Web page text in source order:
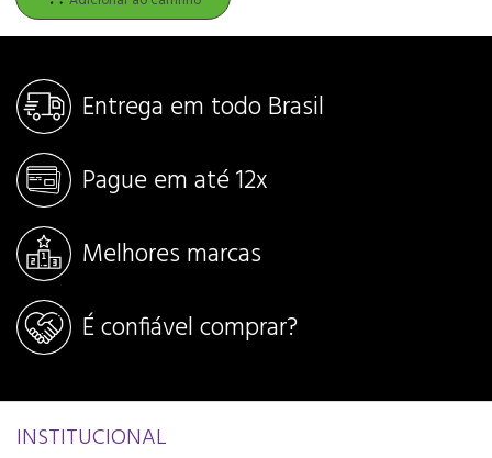
Detalhes
Entrega em todo Brasil
Pague em até 12x
Melhores marcas
É confiável comprar?
INSTITUCIONAL